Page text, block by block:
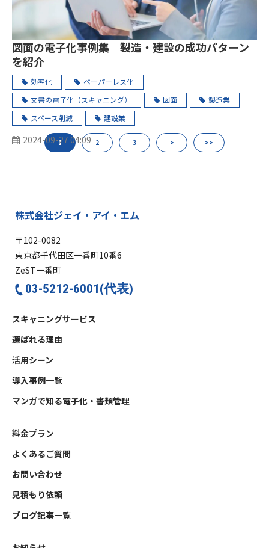
図面の電子化事例集｜製造・建設の成功パターン
を紹介
効率化
ペーパーレス化
文書の電子化（スキャニング）
図面
製造業
スペース削減
建設業
2024-09-27 04:09
1 2 3 > >>
株式会社ジェイ・アイ・エム
〒102-0082
東京都千代田区一番町10番6
ZeST一番町
03-5212-6001(代表)
スキャニングサービス
選ばれる理由
活用シーン
導入事例一覧
マンガで知る電子化・書類管理
料金プラン
よくあるご質問
お問い合わせ
見積もり依頼
ブログ記事一覧